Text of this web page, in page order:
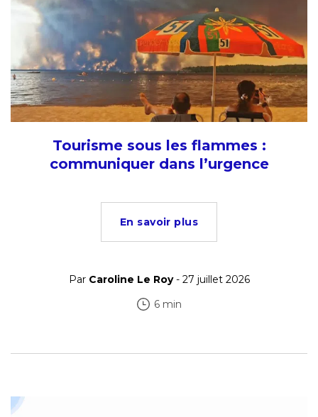
Tourisme sous les flammes :
communiquer dans l’urgence
En savoir plus
Par Caroline Le Roy- 27 juillet 2026
6 min